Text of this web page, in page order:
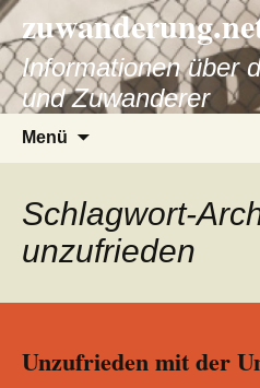
Informationen über
und Zuwanderer
Menü
Schlagwort-
unzufrieden
Unzufrieden mit der